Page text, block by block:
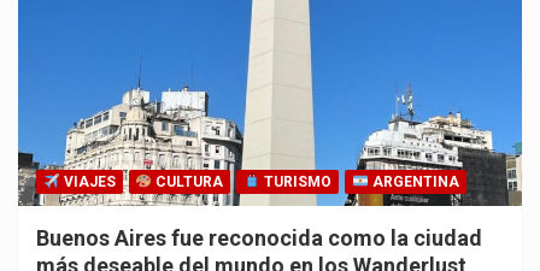
VIAJES CULTURA TURISMO ARGENTINA
Buenos Aires fue reconocida como la ciudad
más deseable del mundo en los Wanderlust